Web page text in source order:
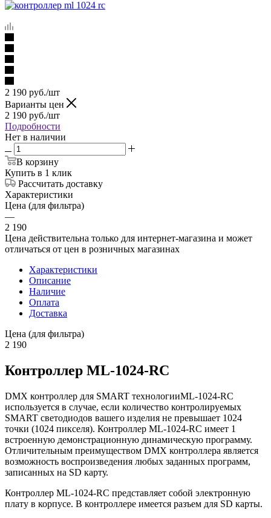
2 190 руб./шт
Варианты цен
2 190 руб./шт
Подробности
Нет в наличии
В корзину
Купить в 1 клик
Рассчитать доставку
Характеристики
Цена (для фильтра)
—
2 190
Цена действительна только для интернет-магазина и может
отличаться от цен в розничных магазинах
Характеристики
Описание
Наличие
Оплата
Доставка
Цена (для фильтра)
2 190
Контроллер ML-1024-RC
DMX контроллер для SMART технологииML-1024-RC
используется в случае, если количество контролируемых
SMART светодиодов вашего изделия не превышает 1024
точки (1024 пикселя). Контроллер ML-1024-RC имеет 1
встроенную демонстрационную динамическую программу.
Отличительным преимуществом DMX контроллера является
возможность воспроизведения любых заданных программ,
записанных на SD карту.
Контроллер ML-1024-RC представляет собой электронную
плату в корпусе. В контроллере имеется разъем для SD карты.